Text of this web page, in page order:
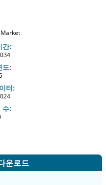
간:
도:
터:
수:
운로드